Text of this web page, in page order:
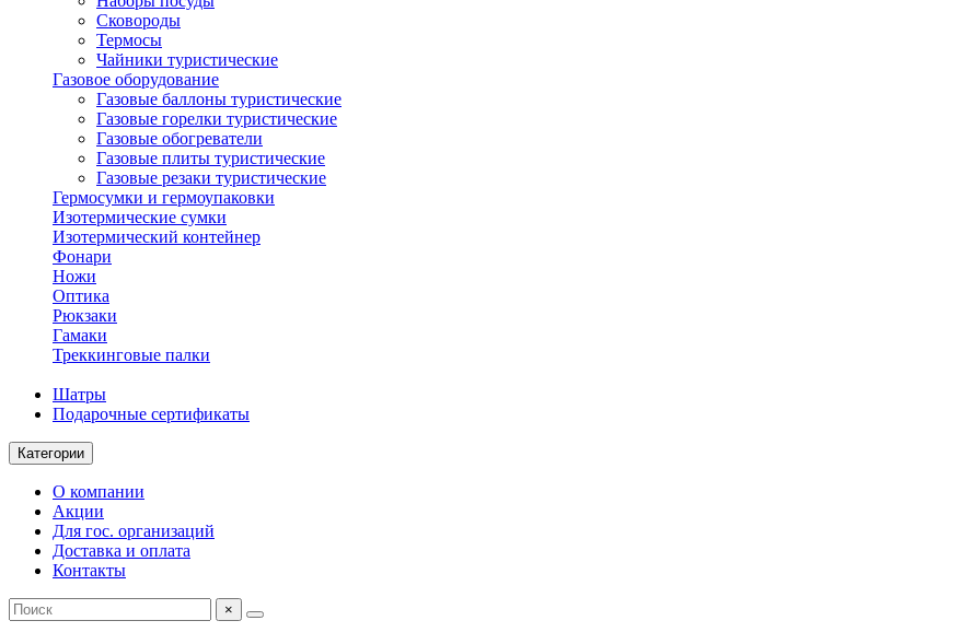
Сковороды
Термосы
Чайники туристические
Газовое оборудование
Газовые баллоны туристические
Газовые горелки туристические
Газовые обогреватели
Газовые плиты туристические
Газовые резаки туристические
Гермосумки и гермоупаковки
Изотермические сумки
Изотермический контейнер
Фонари
Ножи
Оптика
Рюкзаки
Гамаки
Треккинговые палки
Шатры
Подарочные сертификаты
Категории
О компании
Акции
Для гос. организаций
Доставка и оплата
Контакты
×